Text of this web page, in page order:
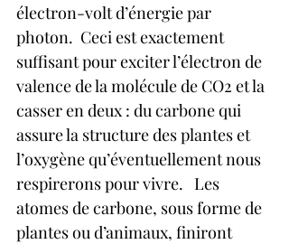
électron-volt d’énergie par
photon.  Ceci est exactement
suffisant pour exciter l’électron de
valence de la molécule de CO2 et la
casser en deux : du carbone qui
assure la structure des plantes et
l’oxygène qu’éventuellement nous
respirerons pour vivre.   Les
atomes de carbone, sous forme de
plantes ou d’animaux, finiront